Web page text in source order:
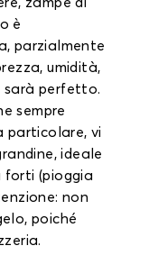
è
parzialmente
umidità,
sarà perfetto.
sempre
particolare, vi
ideale
forti (pioggia
non
poiché